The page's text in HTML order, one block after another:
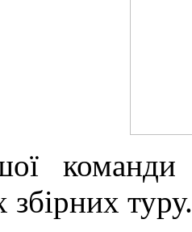
збірних туру.